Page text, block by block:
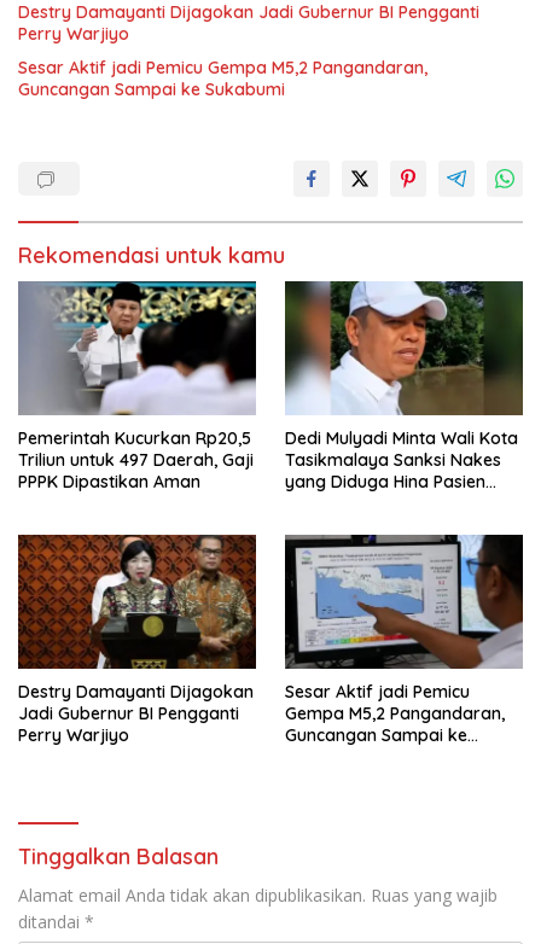
Destry Damayanti Dijagokan Jadi Gubernur BI Pengganti
Perry Warjiyo
Sesar Aktif jadi Pemicu Gempa M5,2 Pangandaran,
Guncangan Sampai ke Sukabumi
Rekomendasi untuk kamu
Pemerintah Kucurkan Rp20,5
Triliun untuk 497 Daerah, Gaji
PPPK Dipastikan Aman
Dedi Mulyadi Minta Wali Kota
Tasikmalaya Sanksi Nakes
yang Diduga Hina Pasien
Destry Damayanti Dijagokan
Jadi Gubernur BI Pengganti
Perry Warjiyo
Sesar Aktif jadi Pemicu
Gempa M5,2 Pangandaran,
Guncangan Sampai ke
Tinggalkan Balasan
Alamat email Anda tidak akan dipublikasikan. Ruas yang wajib
ditandai *